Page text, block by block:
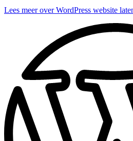
Lees meer over WordPress website